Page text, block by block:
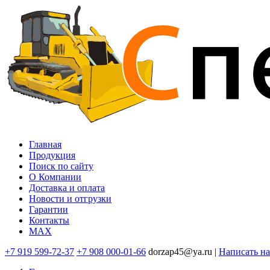
Перейти
основному
содержанию
Основная
навигация
Главная
Продукция
Поиск по сайту
O Компании
Доставка и оплата
Новости и отгрузки
Гарантии
Контакты
MAX
+7 919 599-72-37 +7 908 000-01-66 dorzap45@ya.ru | Написать